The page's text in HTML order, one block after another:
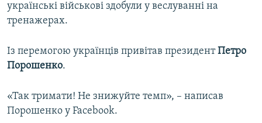
українські військові здобули у веслуванні на
тренажерах.
Із перемогою українців привітав президентПетро
Порошенко.
«Так тримати! Не знижуйте темп», – написав
Порошенко у Facebook.